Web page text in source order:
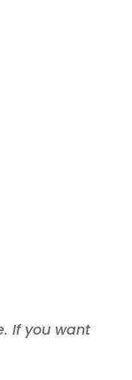
If you want